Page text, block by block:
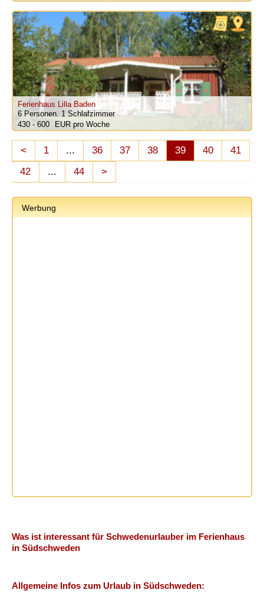
Ferienhaus Lilla Baden
6 Personen. 1 Schlafzimmer
430 - 600
pro Woche
< 1 ... 36 37 38 39 40
41
42
... 44 >
Werbung
Was ist interessant für Schwedenurlauber im Ferienhaus
in Südschweden
Allgemeine Infos zum Urlaub in Südschweden: